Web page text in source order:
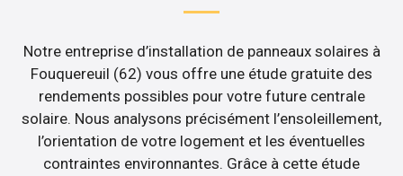
Notre entreprise d’installation de panneaux solaires à
Fouquereuil (62) vous offre une étude gratuite des
rendements possibles pour votre future centrale
solaire. Nous analysons précisément l’ensoleillement,
l’orientation de votre logement et les éventuelles
contraintes environnantes. Grâce à cette étude